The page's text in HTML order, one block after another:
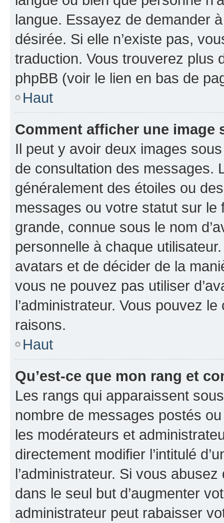
langue. Essayez de demander
désirée. Si elle n’existe pas,
traduction. Vous trouverez plus
phpBB (voir le lien en bas de
Haut
Comment afficher une image
Il peut y avoir deux images
de consultation des messages.
généralement des étoiles ou
messages ou votre statut sur
grande, connue sous le nom
personnelle à chaque utilisateur.
avatars et de décider de la
vous ne pouvez pas utiliser
l’administrateur. Vous pouvez
raisons.
Haut
Qu’est-ce que mon rang et
Les rangs qui apparaissent
nombre de messages postés
les modérateurs et
directement modifier l’intitulé
l’administrateur. Si vous
dans le seul but d’augmenter
administrateur peut rabaisser